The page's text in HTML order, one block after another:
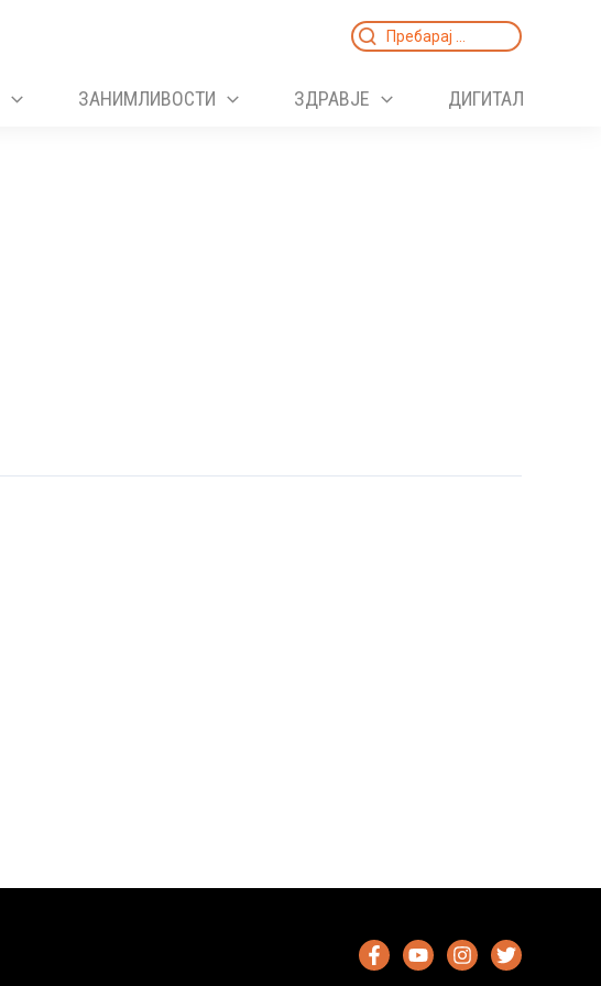
Search
ЗАНИМЛИВОСТИ ЗДРАВЈЕ ДИГИТАЛ